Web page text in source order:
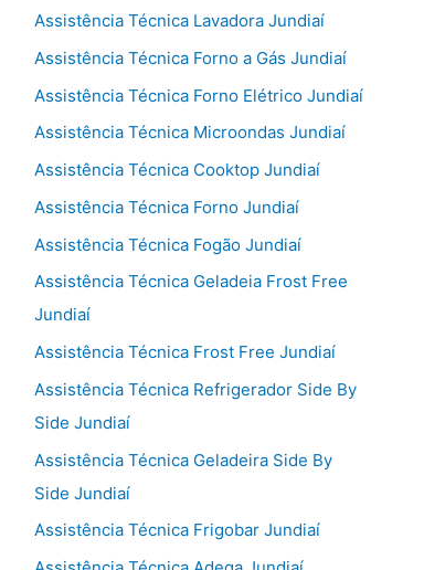
Assistência Técnica Lavadora Jundiaí
Assistência Técnica Forno a Gás Jundiaí
Assistência Técnica Forno Elétrico Jundiaí
Assistência Técnica Microondas Jundiaí
Assistência Técnica Cooktop Jundiaí
Assistência Técnica Forno Jundiaí
Assistência Técnica Fogão Jundiaí
Assistência Técnica Geladeia Frost Free
Jundiaí
Assistência Técnica Frost Free Jundiaí
Assistência Técnica Refrigerador Side By
Side Jundiaí
Assistência Técnica Geladeira Side By
Side Jundiaí
Assistência Técnica Frigobar Jundiaí